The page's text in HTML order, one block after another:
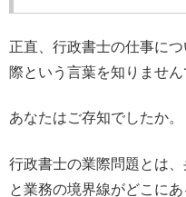
正直、行政書士の仕事に
際という言葉を知りません
あなたはご存知でしたか。
行政書士の業際問題とは
と業務の境界線がどこにあ